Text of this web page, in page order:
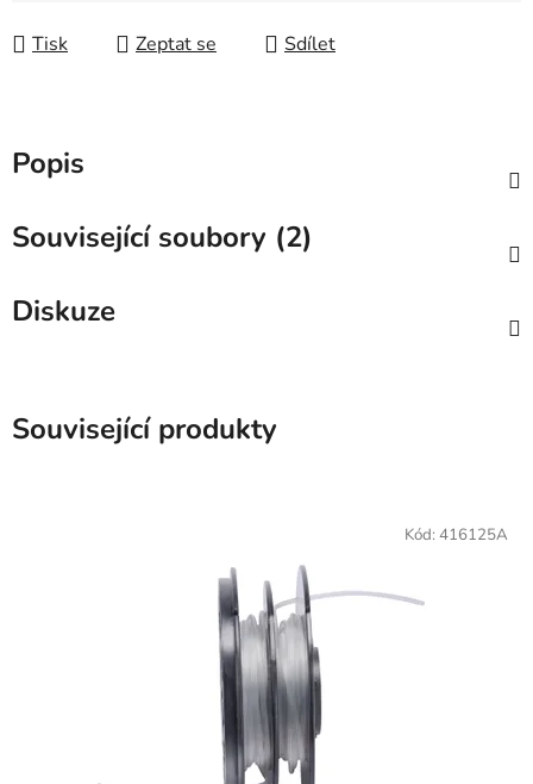
Tisk Zeptat se Sdílet
Popis
Související soubory (2)
Diskuze
Související produkty
Kód: 416125A